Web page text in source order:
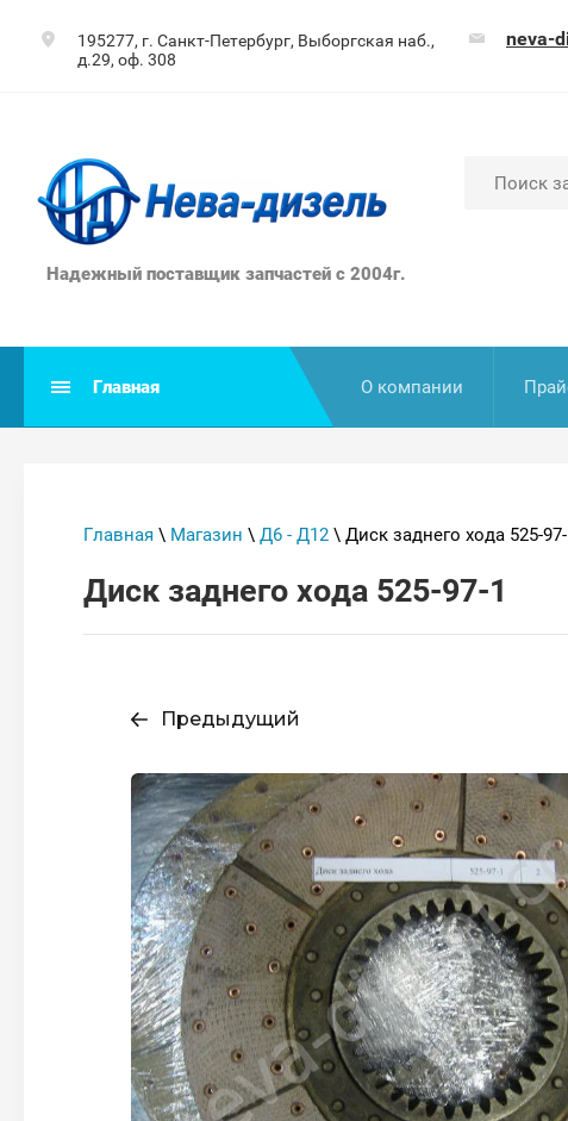
195277, г. Санкт-Петербург, Выборгская наб.,
д.29, оф. 308
neva-
Надежный поставщик запчастей с 2004г.
Главная О компании
Главная \ Магазин \ Д6 - Д12 \ Диск заднего хода 525-97-
Диск заднего хода 525-97-1
Предыдущий